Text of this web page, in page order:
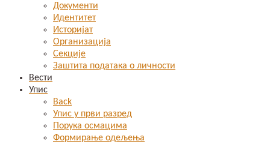
Документи
Идентитет
Историјат
Организација
Секције
Заштита података о личности
Вести
Упис
Back
Упис у први разред
Порука осмацима
Формирање одељења